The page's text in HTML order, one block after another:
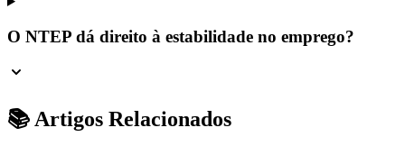
O NTEP dá direito à estabilidade no emprego?
📚 Artigos Relacionados